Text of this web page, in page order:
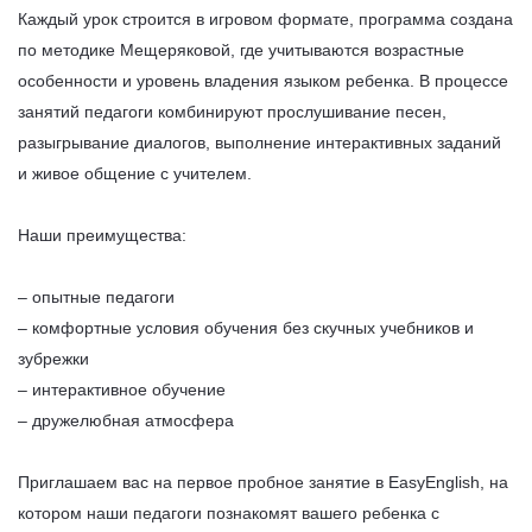
Каждый урок строится в игровом формате, программа создана
по методике Мещеряковой, где учитываются возрастные
особенности и уровень владения языком ребенка. В процессе
занятий педагоги комбинируют прослушивание песен,
разыгрывание диалогов, выполнение интерактивных заданий
и живое общение с учителем.
Наши преимущества:
– опытные педагоги
– комфортные условия обучения без скучных учебников и
зубрежки
– интерактивное обучение
– дружелюбная атмосфера
Приглашаем вас на первое пробное занятие в EasyEnglish, на
котором наши педагоги познакомят вашего ребенка с